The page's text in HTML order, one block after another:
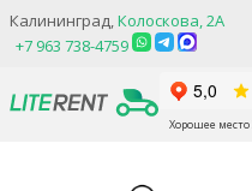
Калининград,Колоскова, 2А
+7 963 738-4759
Хорошее место